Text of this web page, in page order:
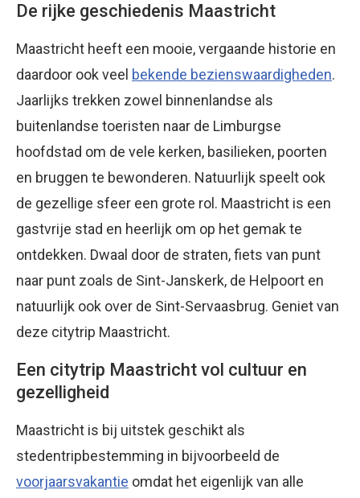
De rijke geschiedenis Maastricht
Maastricht heeft een mooie, vergaande historie en
daardoor ook veel bekende bezienswaardigheden.
Jaarlijks trekken zowel binnenlandse als
buitenlandse toeristen naar de Limburgse
hoofdstad om de vele kerken, basilieken, poorten
en bruggen te bewonderen. Natuurlijk speelt ook
de gezellige sfeer een grote rol. Maastricht is een
gastvrije stad en heerlijk om op het gemak te
ontdekken. Dwaal door de straten, fiets van punt
naar punt zoals de Sint-Janskerk, de Helpoort en
natuurlijk ook over de Sint-Servaasbrug. Geniet van
deze citytrip Maastricht.
Een citytrip Maastricht vol cultuur en
gezelligheid
Maastricht is bij uitstek geschikt als
stedentripbestemming in bijvoorbeeld de
voorjaarsvakantie omdat het eigenlijk van alle